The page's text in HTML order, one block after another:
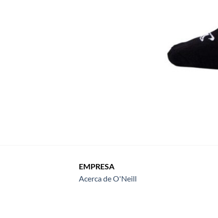
EMPRESA
Acerca de O'Neill